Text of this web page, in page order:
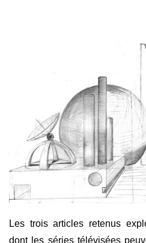
Les trois articles retenus
dont les séries télévisées